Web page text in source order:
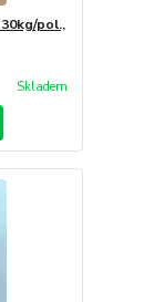
pol.,
Skladem